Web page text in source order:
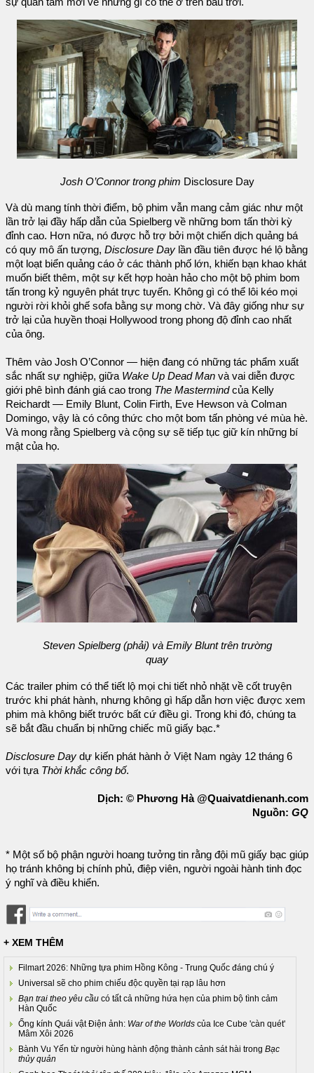
Josh O’Connor trong phim Disclosure Day
Và dù mang tính thời điểm, bộ phim vẫn mang cảm giác như một
lần trở lại đầy hấp dẫn của Spielberg về những bom tấn thời kỳ
đỉnh cao. Hơn nữa, nó được hỗ trợ bởi một chiến dịch quảng bá
có quy mô ấn tượng, Disclosure Day lần đầu tiên được hé lộ bằng
một loạt biển quảng cáo ở các thành phố lớn, khiến bạn khao khát
muốn biết thêm, một sự kết hợp hoàn hảo cho một bộ phim bom
tấn trong kỷ nguyên phát trực tuyến. Không gì có thể lôi kéo mọi
người rời khỏi ghế sofa bằng sự mong chờ. Và đây giống như sự
trở lại của huyền thoại Hollywood trong phong độ đỉnh cao nhất
của ông.
Thêm vào Josh O’Connor — hiện đang có những tác phẩm xuất
sắc nhất sự nghiệp, giữa Wake Up Dead Man và vai diễn được
giới phê bình đánh giá cao trong The Mastermindcủa Kelly
Reichardt — Emily Blunt, Colin Firth, Eve Hewson và Colman
Domingo, vậy là có công thức cho một bom tấn phòng vé mùa hè.
Và mong rằng Spielberg và cộng sự sẽ tiếp tục giữ kín những bí
mật của họ.
Steven Spielberg (phải) và Emily Blunt trên trường
quay
Các trailer phim có thể tiết lộ mọi chi tiết nhỏ nhặt về cốt truyện
trước khi phát hành, nhưng không gì hấp dẫn hơn việc được xem
phim mà không biết trước bất cứ điều gì. Trong khi đó, chúng ta
sẽ bắt đầu chuẩn bị những chiếc mũ giấy bạc.*
Disclosure Day dự kiến phát hành ở Việt Nam ngày 12 tháng 6
với tựa Thời khắc công bố.
Dịch: © Phương Hà @Quaivatdienanh.com
Nguồn: GQ
* Một số bộ phận người hoang tưởng tin rằng đội mũ giấy bạc giúp
họ tránh không bị chính phủ, điệp viên, người ngoài hành tinh đọc
ý nghĩ và điều khiển.
+ XEM THÊM
Filmart 2026: Những tựa phim Hồng Kông - Trung Quốc đáng chú ý
Universal sẽ cho phim chiếu độc quyền tại rạp lâu hơn
Bạn trai theo yêu cầu có tất cả những hứa hẹn của phim bộ tình cảm
Hàn Quốc
Ống kính Quái vật Điện ảnh: War of the Worlds của Ice Cube 'càn quét'
Mâm Xôi 2026
Bành Vu Yến từ người hùng hành động thành cảnh sát hài trong Bạc
thủy quản